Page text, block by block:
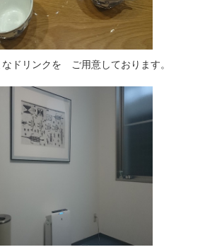
ドリンクを ご用意しております。